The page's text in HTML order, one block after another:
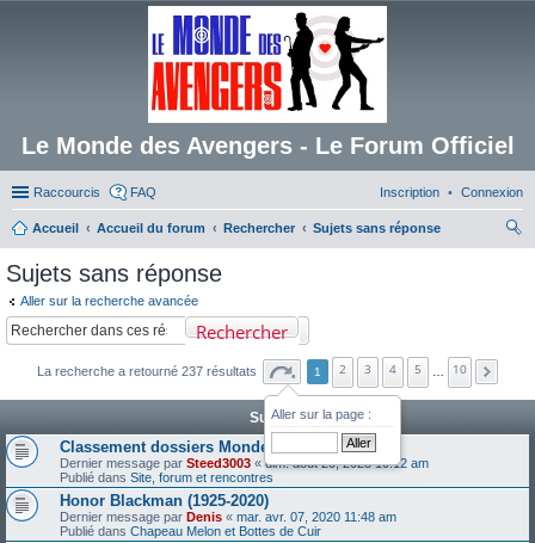
Le Monde des Avengers - Le Forum Officiel
Raccourcis FAQ Connexion
Inscription
Accueil Accueil du forum Rechercher
Sujets sans réponse
Sujets sans réponse
Aller sur la recherche avancée
Rechercher
La recherche a retourné 237 résultats
Aller sur la page :
1 2 3 4 5 10
Sujets
Classement dossiers Monde des Avengers
Dernier message par Steed3003 «dim. août 20, 2023 10:12 am
Publié dans Site, forum et rencontres
Honor Blackman (1925-2020)
Dernier message par Denis « mar. avr. 07, 2020 11:48 am
Publié dans Chapeau Melon et Bottes de Cuir